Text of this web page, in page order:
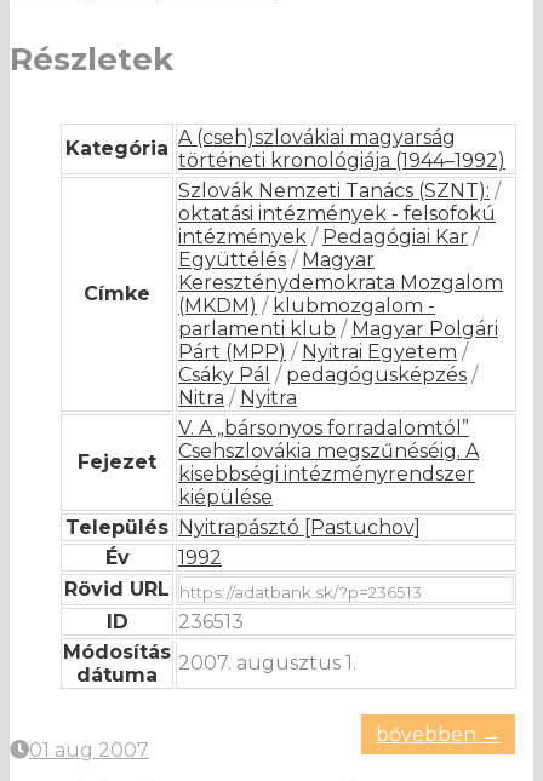
Részletek
Kategória A (cseh)szlovákiai magyarság
történeti kronológiája (1944–1992)
Címke
Szlovák Nemzeti Tanács (SZNT): /
oktatási intézmények - felsofokú
intézmények / Pedagógiai Kar /
Együttélés / Magyar
Kereszténydemokrata Mozgalom
(MKDM) / klubmozgalom -
parlamenti klub / Magyar Polgári
Párt (MPP) / Nyitrai Egyetem /
Csáky Pál / pedagógusképzés /
Nitra / Nyitra
Fejezet
V. A „bársonyos forradalomtól”
Csehszlovákia megszűnéséig. A
kisebbségi intézményrendszer
kiépülése
Település Nyitrapásztó [Pastuchov]
Év
1992
Rövid URL
ID
236513
Módosítás
dátuma
2007. augusztus 1.
bővebben →
01 aug 2007